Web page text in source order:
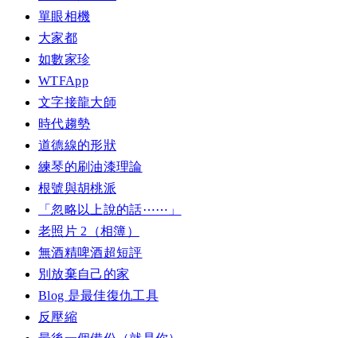
單眼相機
大家都
如數家珍
WTFApp
文字接龍大師
時代趨勢
道德線的形狀
練琴的刷油漆理論
根號與胡桃派
「忽略以上說的話⋯⋯」
老照片 2（相簿）
無酒精啤酒超短評
別放棄自己的家
Blog 是最佳復仇工具
反壓縮